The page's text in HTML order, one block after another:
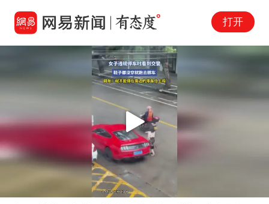
打开
Play